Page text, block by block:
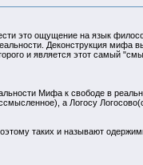
это ощущение на язык
Деконструкция мифа
и является этот самый
Мифа к свободе в
а Логосу
таких и называют